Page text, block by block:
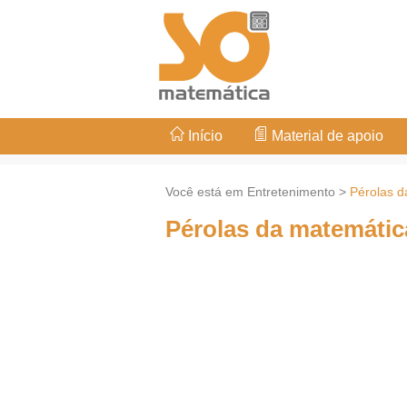
Início Material de apoio
Você está em Entretenimento > Pérolas
Pérolas da